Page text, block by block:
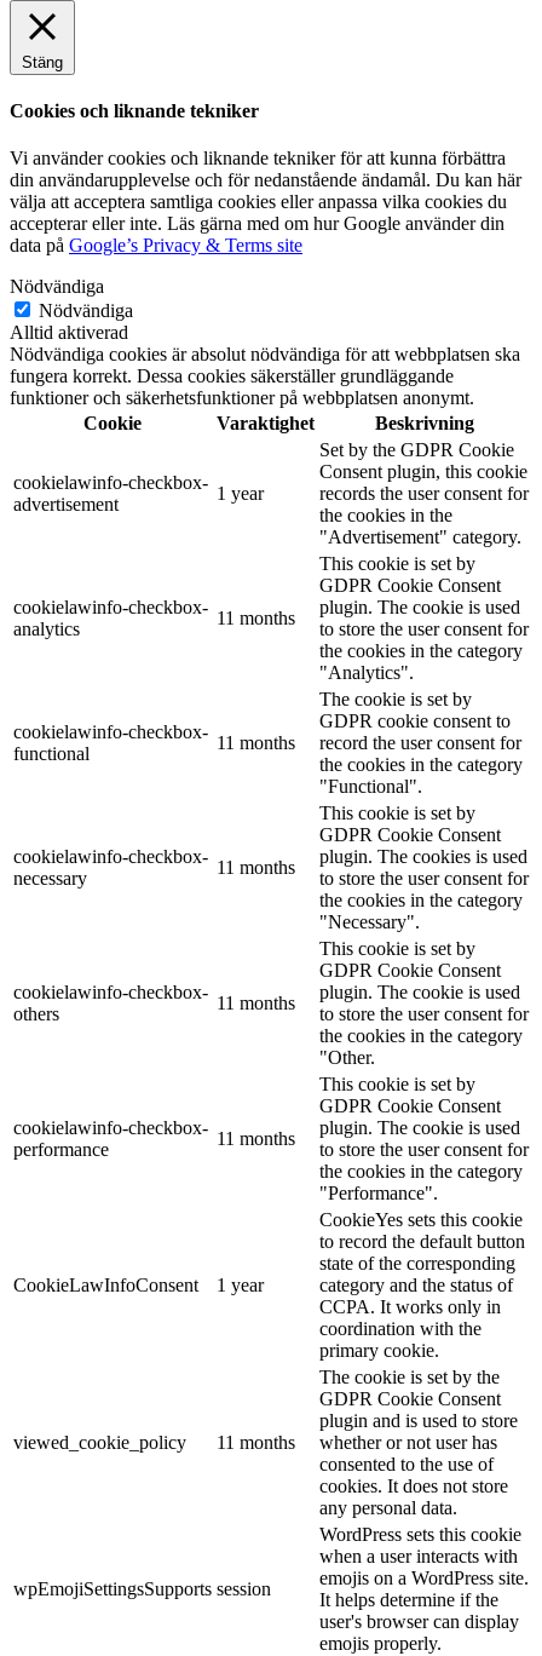
Stäng
Cookies och liknande tekniker
Vi använder cookies och liknande tekniker för att kunna förbättra
din användarupplevelse och för nedanstående ändamål. Du kan här
välja att acceptera samtliga cookies eller anpassa vilka cookies du
accepterar eller inte. Läs gärna med om hur Google använder din
data på Google’s Privacy & Terms site
Nödvändiga
Nödvändiga
Alltid aktiverad
Nödvändiga cookies är absolut nödvändiga för att webbplatsen ska
fungera korrekt. Dessa cookies säkerställer grundläggande
funktioner och säkerhetsfunktioner på webbplatsen anonymt.
Cookie
Varaktighet Beskrivning
cookielawinfo-checkbox-
advertisement
1 year
Set by the GDPR Cookie
Consent plugin, this cookie
records the user consent for
the cookies in the
"Advertisement" category.
cookielawinfo-checkbox-
analytics
11 months
This cookie is set by
GDPR Cookie Consent
plugin. The cookie is used
to store the user consent for
the cookies in the category
"Analytics".
cookielawinfo-checkbox-
functional
11 months
The cookie is set by
GDPR cookie consent to
record the user consent for
the cookies in the category
"Functional".
cookielawinfo-checkbox-
necessary
11 months
This cookie is set by
GDPR Cookie Consent
plugin. The cookies is used
to store the user consent for
the cookies in the category
"Necessary".
cookielawinfo-checkbox-
others
11 months
This cookie is set by
GDPR Cookie Consent
plugin. The cookie is used
to store the user consent for
the cookies in the category
"Other.
cookielawinfo-checkbox-
performance
11 months
This cookie is set by
GDPR Cookie Consent
plugin. The cookie is used
to store the user consent for
the cookies in the category
"Performance".
CookieLawInfoConsent 1 year
CookieYes sets this cookie
to record the default button
state of the corresponding
category and the status of
CCPA. It works only in
coordination with the
primary cookie.
viewed_cookie_policy 11 months
The cookie is set by the
GDPR Cookie Consent
plugin and is used to store
whether or not user has
consented to the use of
cookies. It does not store
any personal data.
wpEmojiSettingsSupports session
WordPress sets this cookie
when a user interacts with
emojis on a WordPress site.
It helps determine if the
user's browser can display
emojis properly.